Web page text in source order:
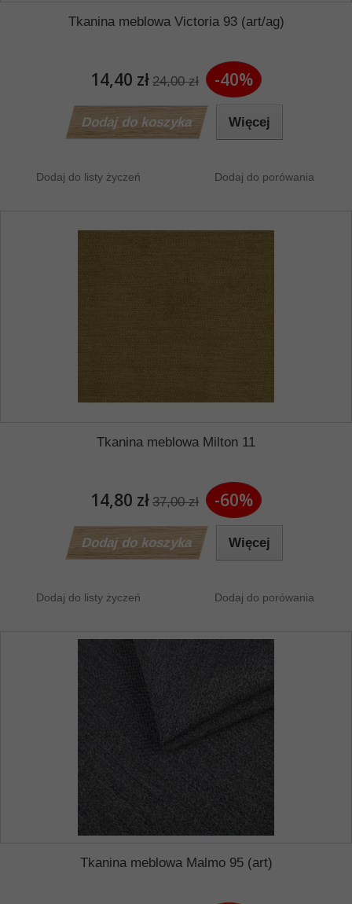
Tkanina meblowa Victoria 93 (art/ag)
14,40 zł 24,00 zł -40%
Dodaj do koszyka Więcej
Dodaj do listy życzeń Dodaj do porówania
Tkanina meblowa Milton 11
14,80 zł 37,00 zł -60%
Dodaj do koszyka Więcej
Dodaj do listy życzeń Dodaj do porówania
Tkanina meblowa Malmo 95 (art)